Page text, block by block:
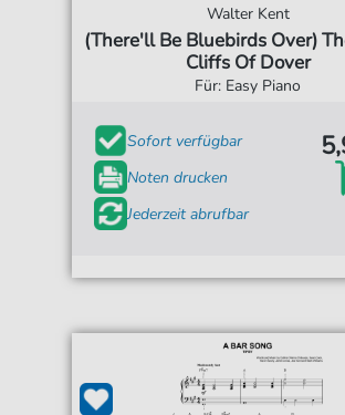
Walter Kent
(There'll Be Bluebirds Over)
Cliffs Of Dover
Für: Easy Piano
Sofort verfügbar
Noten drucken
Jederzeit abrufbar